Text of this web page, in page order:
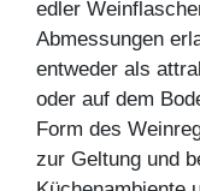
edler
Abmessungen
entweder als
oder auf dem
Form des
zur Geltung und